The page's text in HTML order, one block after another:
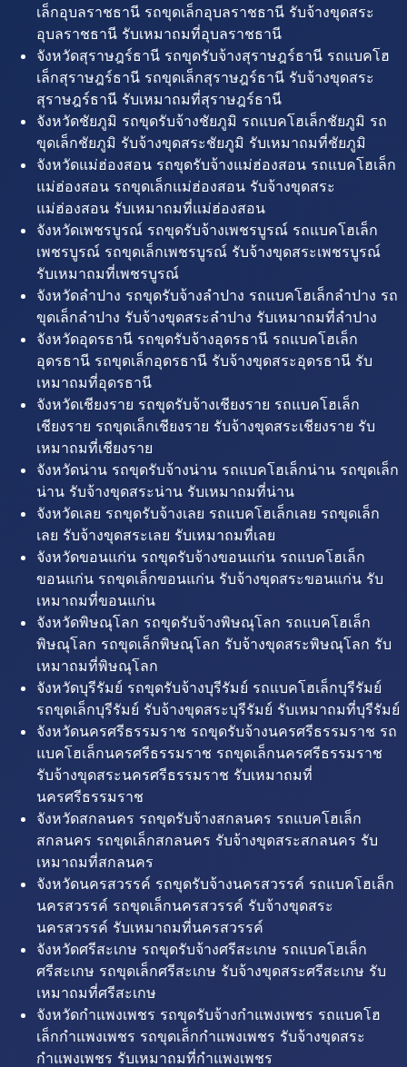
เล็กอุบลราชธานี รถขุดเล็กอุบลราชธานี รับจ้างขุดสระ
อุบลราชธานี รับเหมาถมที่อุบลราชธานี
จังหวัดสุราษฎร์ธานี รถขุดรับจ้างสุราษฎร์ธานี รถแบคโฮ
เล็กสุราษฎร์ธานี รถขุดเล็กสุราษฎร์ธานี รับจ้างขุดสระ
สุราษฎร์ธานี รับเหมาถมที่สุราษฎร์ธานี
จังหวัดชัยภูมิ รถขุดรับจ้างชัยภูมิ รถแบคโฮเล็กชัยภูมิ รถ
ขุดเล็กชัยภูมิ รับจ้างขุดสระชัยภูมิ รับเหมาถมที่ชัยภูมิ
จังหวัดแม่ฮ่องสอน รถขุดรับจ้างแม่ฮ่องสอน รถแบคโฮเล็ก
แม่ฮ่องสอน รถขุดเล็กแม่ฮ่องสอน รับจ้างขุดสระ
แม่ฮ่องสอน รับเหมาถมที่แม่ฮ่องสอน
จังหวัดเพชรบูรณ์ รถขุดรับจ้างเพชรบูรณ์ รถแบคโฮเล็ก
เพชรบูรณ์ รถขุดเล็กเพชรบูรณ์ รับจ้างขุดสระเพชรบูรณ์
รับเหมาถมที่เพชรบูรณ์
จังหวัดลำปาง รถขุดรับจ้างลำปาง รถแบคโฮเล็กลำปาง รถ
ขุดเล็กลำปาง รับจ้างขุดสระลำปาง รับเหมาถมที่ลำปาง
จังหวัดอุดรธานี รถขุดรับจ้างอุดรธานี รถแบคโฮเล็ก
อุดรธานี รถขุดเล็กอุดรธานี รับจ้างขุดสระอุดรธานี รับ
เหมาถมที่อุดรธานี
จังหวัดเชียงราย รถขุดรับจ้างเชียงราย รถแบคโฮเล็ก
เชียงราย รถขุดเล็กเชียงราย รับจ้างขุดสระเชียงราย รับ
เหมาถมที่เชียงราย
จังหวัดน่าน รถขุดรับจ้างน่าน รถแบคโฮเล็กน่าน รถขุดเล็ก
น่าน รับจ้างขุดสระน่าน รับเหมาถมที่น่าน
จังหวัดเลย รถขุดรับจ้างเลย รถแบคโฮเล็กเลย รถขุดเล็ก
เลย รับจ้างขุดสระเลย รับเหมาถมที่เลย
จังหวัดขอนแก่น รถขุดรับจ้างขอนแก่น รถแบคโฮเล็ก
ขอนแก่น รถขุดเล็กขอนแก่น รับจ้างขุดสระขอนแก่น รับ
เหมาถมที่ขอนแก่น
จังหวัดพิษณุโลก รถขุดรับจ้างพิษณุโลก รถแบคโฮเล็ก
พิษณุโลก รถขุดเล็กพิษณุโลก รับจ้างขุดสระพิษณุโลก รับ
เหมาถมที่พิษณุโลก
จังหวัดบุรีรัมย์ รถขุดรับจ้างบุรีรัมย์ รถแบคโฮเล็กบุรีรัมย์
รถขุดเล็กบุรีรัมย์ รับจ้างขุดสระบุรีรัมย์ รับเหมาถมที่บุรีรัมย์
จังหวัดนครศรีธรรมราช รถขุดรับจ้างนครศรีธรรมราช รถ
แบคโฮเล็กนครศรีธรรมราช รถขุดเล็กนครศรีธรรมราช
รับจ้างขุดสระนครศรีธรรมราช รับเหมาถมที่
นครศรีธรรมราช
จังหวัดสกลนคร รถขุดรับจ้างสกลนคร รถแบคโฮเล็ก
สกลนคร รถขุดเล็กสกลนคร รับจ้างขุดสระสกลนคร รับ
เหมาถมที่สกลนคร
จังหวัดนครสวรรค์ รถขุดรับจ้างนครสวรรค์ รถแบคโฮเล็ก
นครสวรรค์ รถขุดเล็กนครสวรรค์ รับจ้างขุดสระ
นครสวรรค์ รับเหมาถมที่นครสวรรค์
จังหวัดศรีสะเกษ รถขุดรับจ้างศรีสะเกษ รถแบคโฮเล็ก
ศรีสะเกษ รถขุดเล็กศรีสะเกษ รับจ้างขุดสระศรีสะเกษ รับ
เหมาถมที่ศรีสะเกษ
จังหวัดกำแพงเพชร รถขุดรับจ้างกำแพงเพชร รถแบคโฮ
เล็กกำแพงเพชร รถขุดเล็กกำแพงเพชร รับจ้างขุดสระ
กำแพงเพชร รับเหมาถมที่กำแพงเพชร